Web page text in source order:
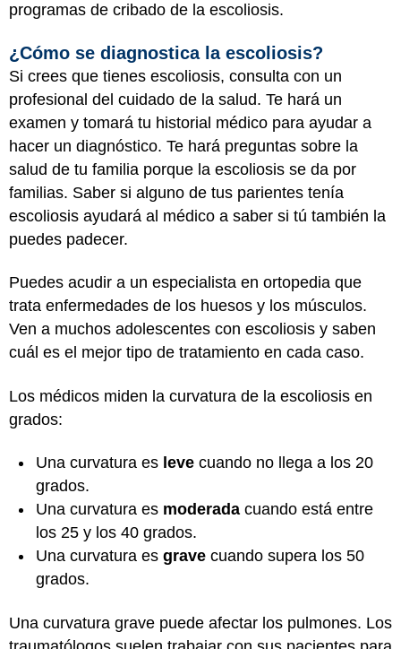
programas de cribado de la escoliosis.
¿Cómo se diagnostica la escoliosis?
Si crees que tienes escoliosis, consulta con un
profesional del cuidado de la salud. Te hará un
examen y tomará tu historial médico para ayudar a
hacer un diagnóstico. Te hará preguntas sobre la
salud de tu familia porque la escoliosis se da por
familias. Saber si alguno de tus parientes tenía
escoliosis ayudará al médico a saber si tú también la
puedes padecer.
Puedes acudir a un especialista en ortopedia que
trata enfermedades de los huesos y los músculos.
Ven a muchos adolescentes con escoliosis y saben
cuál es el mejor tipo de tratamiento en cada caso.
Los médicos miden la curvatura de la escoliosis en
grados:
Una curvatura es leve cuando no llega a los 20
grados.
Una curvatura es moderada cuando está entre
los 25 y los 40 grados.
Una curvatura es grave cuando supera los 50
grados.
Una curvatura grave puede afectar los pulmones. Los